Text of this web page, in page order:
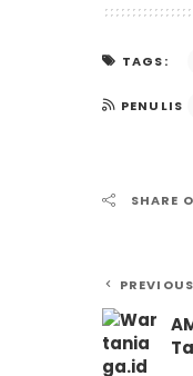
TAGS:
PENULIS
SHARE